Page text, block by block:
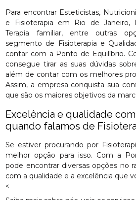
Para encontrar Esteticistas,
e Fisioterapia em Rio de Janeiro,
Terapia familiar, entre outras
segmento de Fisioterapia e
contar com a Ponto de Equilíbrio.
consegue tirar as suas dúvidas
além de contar com os melhores
Assim, a empresa conquista sua
que são os maiores objetivos da
Excelência e qualidade
quando falamos de
Se estiver procurando por
melhor opção para isso. Com a
pode encontrar diversas opções no
com a qualidade e a excelência que
<